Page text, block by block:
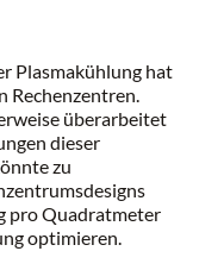
Plasmakühlung hat
Rechenzentren.
überarbeitet
dieser
zu
pro Quadratmeter
optimieren.